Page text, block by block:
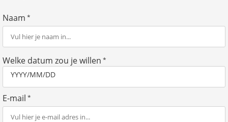
Naam *
Welke datum zou je willen *
YYYY/MM/DD
E-mail *